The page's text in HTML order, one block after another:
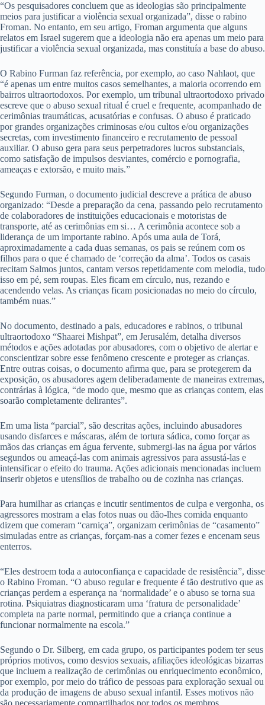
“Os pesquisadores concluem que as ideologias são principalmente
meios para justificar a violência sexual organizada”, disse o rabino
Froman. No entanto, em seu artigo, Froman argumenta que alguns
relatos em Israel sugerem que a ideologia não era apenas um meio para
justificar a violência sexual organizada, mas constituía a base do abuso.
O Rabino Furman faz referência, por exemplo, ao caso Nahlaot, que
“é apenas um entre muitos casos semelhantes, a maioria ocorrendo em
bairros ultraortodoxos. Por exemplo, um tribunal ultraortodoxo privado
escreve que o abuso sexual ritual é cruel e frequente, acompanhado de
cerimônias traumáticas, acusatórias e confusas. O abuso é praticado
por grandes organizações criminosas e/ou cultos e/ou organizações
secretas, com investimento financeiro e recrutamento de pessoal
auxiliar. O abuso gera para seus perpetradores lucros substanciais,
como satisfação de impulsos desviantes, comércio e pornografia,
ameaças e extorsão, e muito mais.”
Segundo Furman, o documento judicial descreve a prática de abuso
organizado: “Desde a preparação da cena, passando pelo recrutamento
de colaboradores de instituições educacionais e motoristas de
transporte, até as cerimônias em si… A cerimônia acontece sob a
liderança de um importante rabino. Após uma aula de Torá,
aproximadamente a cada duas semanas, os pais se reúnem com os
filhos para o que é chamado de ‘correção da alma’. Todos os casais
recitam Salmos juntos, cantam versos repetidamente com melodia, tudo
isso em pé, sem roupas. Eles ficam em círculo, nus, rezando e
acendendo velas. As crianças ficam posicionadas no meio do círculo,
também nuas.”
No documento, destinado a pais, educadores e rabinos, o tribunal
ultraortodoxo “Shaarei Mishpat”, em Jerusalém, detalha diversos
métodos e ações adotadas por abusadores, com o objetivo de alertar e
conscientizar sobre esse fenômeno crescente e proteger as crianças.
Entre outras coisas, o documento afirma que, para se protegerem da
exposição, os abusadores agem deliberadamente de maneiras extremas,
contrárias à lógica, “de modo que, mesmo que as crianças contem, elas
soarão completamente delirantes”.
Em uma lista “parcial”, são descritas ações, incluindo abusadores
usando disfarces e máscaras, além de tortura sádica, como forçar as
mãos das crianças em água fervente, submergi-las na água por vários
segundos ou ameaçá-las com animais agressivos para assustá-las e
intensificar o efeito do trauma. Ações adicionais mencionadas incluem
inserir objetos e utensílios de trabalho ou de cozinha nas crianças.
Para humilhar as crianças e incutir sentimentos de culpa e vergonha, os
agressores mostram a elas fotos nuas ou dão-lhes comida enquanto
dizem que comeram “carniça”, organizam cerimônias de “casamento”
simuladas entre as crianças, forçam-nas a comer fezes e encenam seus
enterros.
“Eles destroem toda a autoconfiança e capacidade de resistência”, disse
o Rabino Froman. “O abuso regular e frequente é tão destrutivo que as
crianças perdem a esperança na ‘normalidade’ e o abuso se torna sua
rotina. Psiquiatras diagnosticaram uma ‘fratura de personalidade’
completa na parte normal, permitindo que a criança continue a
funcionar normalmente na escola.”
Segundo o Dr. Silberg, em cada grupo, os participantes podem ter seus
próprios motivos, como desvios sexuais, afiliações ideológicas bizarras
que incluem a realização de cerimônias ou enriquecimento econômico,
por exemplo, por meio do tráfico de pessoas para exploração sexual ou
da produção de imagens de abuso sexual infantil. Esses motivos não